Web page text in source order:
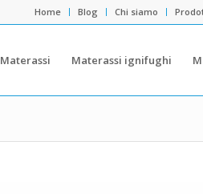
Home Blog Chi siamo
Materassi Materassi ignifughi